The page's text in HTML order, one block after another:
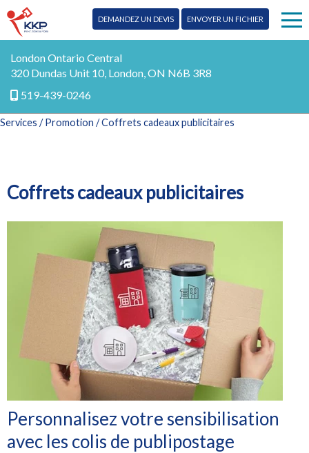
DEMANDEZ UN DEVIS ENVOYER UN FICHIER
Publipostage
Impression
Conception
Promotion
Marketing
Numérique
Tous les services
Blog
Contactez-nous
EN
London Ontario Central
320 Dundas Unit 10, London, ON N6B 3R8
519-439-0246
Services /Promotion / Coffrets cadeaux publicitaires
Coffrets cadeaux publicitaires
Personnalisez votre sensibilisation
avec les colis de publipostage